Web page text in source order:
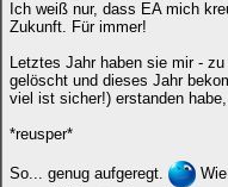
Ich weiß nur, dass EA mich
Zukunft. Für immer!
Letztes Jahr haben sie mir -
gelöscht und dieses Jahr
viel ist sicher!) erstanden
*reusper*
So... genug aufgeregt.